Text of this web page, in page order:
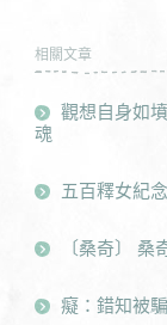
相關文章
觀想自身如
魂
五百釋女紀
〔桑奇〕 桑
癡：錯知被